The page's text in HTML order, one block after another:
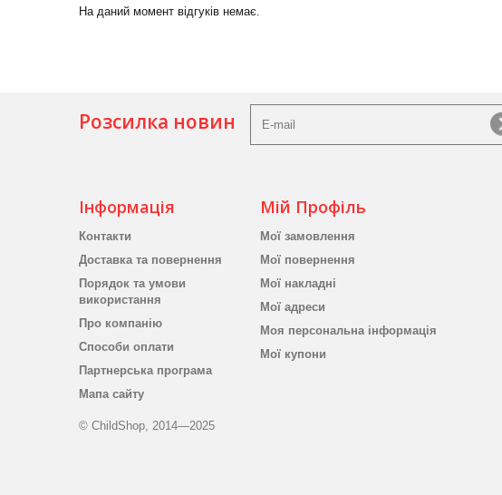
На даний момент відгуків немає.
Розсилка новин
Інформація
Контакти
Доставка та повернення
Порядок та умови
використання
Про компанію
Способи оплати
Партнерська програма
Мапа сайту
© ChildShop, 2014—2025
Мій Профіль
Мої замовлення
Мої повернення
Мої накладні
Мої адреси
Моя персональна інформація
Мої купони